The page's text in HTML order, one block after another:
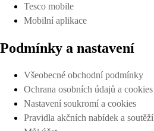
Tesco mobile
Mobilní aplikace
Podmínky a nastavení
Všeobecné obchodní podmínky
Ochrana osobních údajů a cookies
Nastavení soukromí a cookies
Pravidla akčních nabídek a soutěží